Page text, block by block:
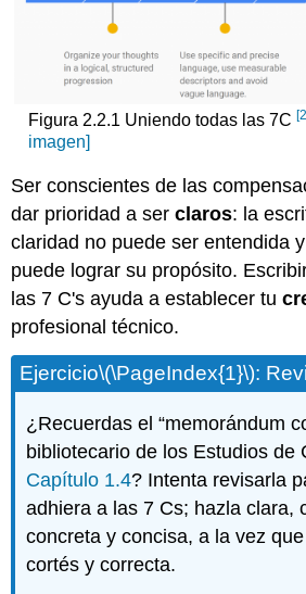
Figura 2.2.1 Uniendo todas las 7C
imagen]
Ser conscientes de las
dar prioridad a serclaros: la
claridad no puede ser entendida
puede lograr su propósito.
las 7 C's ayuda a establecer tu
profesional técnico.
Ejercicio\(\PageIndex{1}\):
¿Recuerdas el “memorándum
bibliotecario de los Estudios de
Capítulo 1.4? Intenta revisarla
adhiera a las 7 Cs; hazla clara,
concreta y concisa, a la vez
cortés y correcta.